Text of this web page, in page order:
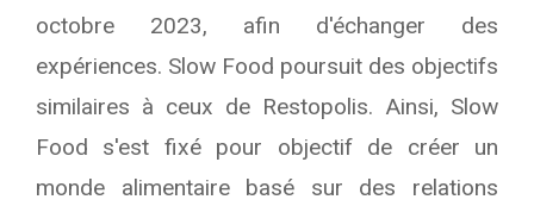
octobre 2023, afin d'échanger des
expériences. Slow Food poursuit des objectifs
similaires à ceux de Restopolis. Ainsi, Slow
Food s'est fixé pour objectif de créer un
monde alimentaire basé sur des relations